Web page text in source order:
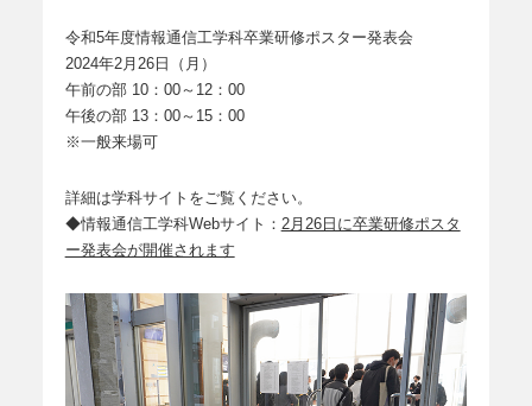
令和5年度情報通信工学科卒業研修ポスター発表会
2024年2月26日（月）
午前の部 10：00～12：00
午後の部 13：00～15：00
※一般来場可
詳細は学科サイトをご覧ください。
◆情報通信工学科Webサイト： 2月26日に卒業研修ポスタ
ー発表会が開催されます